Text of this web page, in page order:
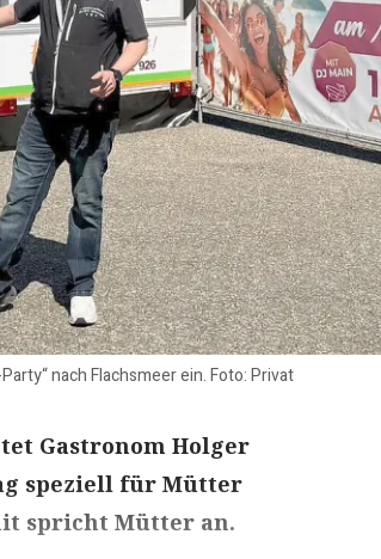
nach Flachsmeer ein. Foto: Privat
Gastronom Holger
speziell für Mütter
spricht Mütter an.